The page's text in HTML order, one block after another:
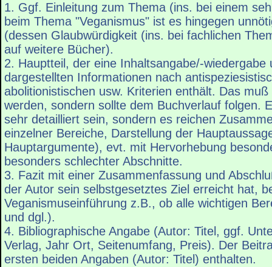
1. Ggf. Einleitung zum Thema (ins. bei einem
beim Thema "Veganismus" ist es hingegen
(dessen Glaubwürdigkeit (ins. bei fachlichen
auf weitere Bücher).
2. Hauptteil, der eine Inhaltsangabe/-wiedergabe
dargestellten Informationen nach
abolitionistischen usw. Kriterien enthält. Das
werden, sondern sollte dem Buchverlauf folgen.
sehr detailliert sein, sondern es reichen
einzelner Bereiche, Darstellung der
Hauptargumente), evt. mit Hervorhebung
besonders schlechter Abschnitte.
3. Fazit mit einer Zusammenfassung und
der Autor sein selbstgesetztes Ziel erreicht hat,
Veganismuseinführung z.B., ob alle wichtigen
und dgl.).
4. Bibliographische Angabe (Autor: Titel, ggf.
Verlag, Jahr Ort, Seitenumfang, Preis). Der
ersten beiden Angaben (Autor: Titel) enthalten.